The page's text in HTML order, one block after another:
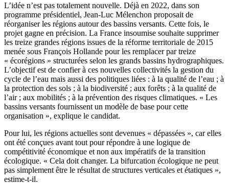
L’idée n’est pas totalement nouvelle. Déjà en 2022, dans son
programme présidentiel, Jean-Luc Mélenchon proposait de
réorganiser les régions autour des bassins versants. Cette fois, le
projet gagne en précision. La France insoumise souhaite supprimer
les treize grandes régions issues de la réforme territoriale de 2015
menée sous François Hollande pour les remplacer par treize
« écorégions » structurées selon les grands bassins hydrographiques.
L’objectif est de confier à ces nouvelles collectivités la gestion du
cycle de l’eau mais aussi des politiques liées : à la qualité de l’eau ; à
la protection des sols ; à la biodiversité ; aux forêts ; à la qualité de
l’air ; aux mobilités ; à la prévention des risques climatiques. « Les
bassins versants fournissent un modèle de base pour cette
organisation », explique le candidat.
Pour lui, les régions actuelles sont devenues « dépassées », car elles
ont été conçues avant tout pour répondre à une logique de
compétitivité économique et non aux impératifs de la transition
écologique. « Cela doit changer. La bifurcation écologique ne peut
pas simplement être le résultat de structures verticales et étatiques »,
estime-t-il.